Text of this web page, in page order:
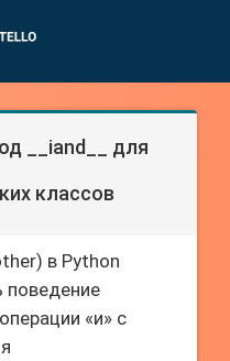
__iand__ для
классов
в Python
поведение
«и» с